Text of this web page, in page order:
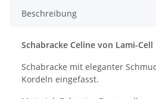
Beschreibung
Schabracke Celine von Lami-Cell
Schabracke mit eleganter
Kordeln eingefasst.